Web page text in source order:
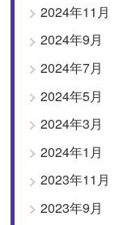
2024年11月
2024年9月
2024年7月
2024年5月
2024年3月
2024年1月
2023年11月
2023年9月